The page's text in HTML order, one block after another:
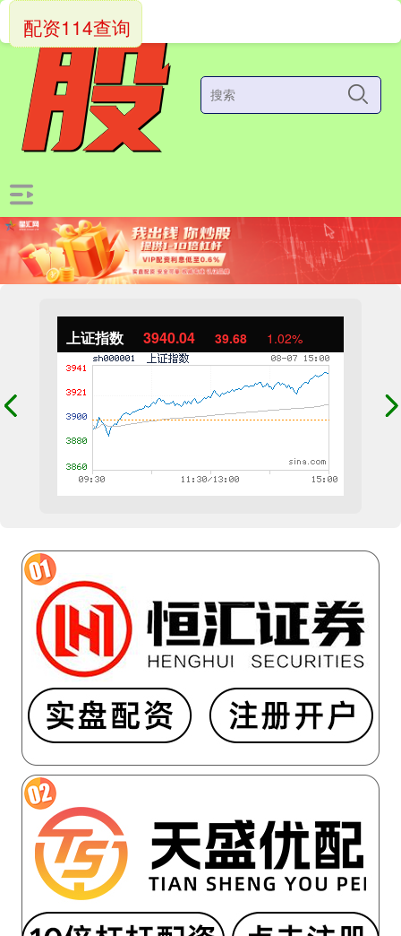
上证指数 3940.04 39.68 1.02%
配资114查询